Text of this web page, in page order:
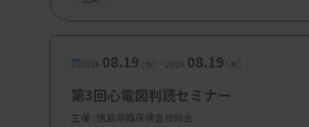
2026. 08.19（水） -2026. 08.19（水）
第3回心電図判読セミナー
主催 : 徳島県臨床検査技師会